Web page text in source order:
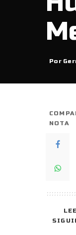
Posted
Por
NOTA